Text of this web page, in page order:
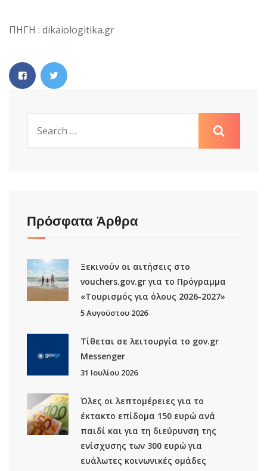
ΠΗΓΗ : dikaiologitika.gr
Πρόσφατα Άρθρα
Ξεκινούν οι αιτήσεις στο
vouchers.gov.gr για το Πρόγραμμα
«Τουρισμός για όλους 2026-2027»
5 Αυγούστου 2026
Τίθεται σε λειτουργία το gov.gr
Μessenger
31 Ιουλίου 2026
Όλες οι λεπτομέρειες για το
έκτακτο επίδομα 150 ευρώ ανά
παιδί και για τη διεύρυνση της
ενίσχυσης των 300 ευρώ για
ευάλωτες κοινωνικές ομάδες